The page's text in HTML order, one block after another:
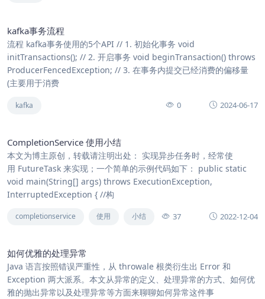
kafka事务流程
流程 kafka事务使用的5个API // 1. 初始化事务 void
initTransactions(); // 2. 开启事务 void beginTransaction() throws
ProducerFencedException; // 3. 在事务内提交已经消费的偏移量
(主要用于消费
kafka 0 2024-06-17
CompletionService 使用小结
本文为博主原创，转载请注明出处： 实现异步任务时，经常使
用 FutureTask 来实现；一个简单的示例代码如下： public static
void main(String[] args) throws ExecutionException,
InterruptedException { //构
completionservice 使用 小结 37 2022-12-04
如何优雅的处理异常
Java 语言按照错误严重性，从 throwale 根类衍生出 Error 和
Exception 两大派系。本文从异常的定义、处理异常的方式、如何优
雅的抛出异常以及处理异常等方面来聊聊如何异常这件事